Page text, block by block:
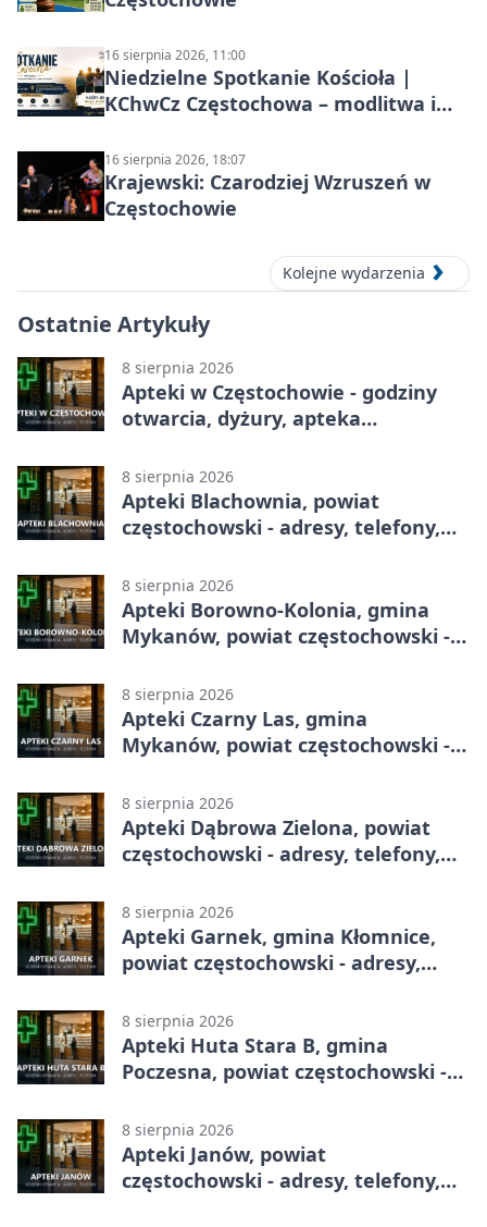
16 sierpnia 2026, 11:00
Niedzielne Spotkanie Kościoła |
KChwCz Częstochowa – modlitwa i
16 sierpnia 2026, 18:07
Krajewski: Czarodziej Wzruszeń w
Częstochowie
Kolejne wydarzenia
Ostatnie Artykuły
8 sierpnia 2026
Apteki w Częstochowie - godziny
otwarcia, dyżury, apteka
8 sierpnia 2026
Apteki Blachownia, powiat
częstochowski - adresy, telefony,
8 sierpnia 2026
Apteki Borowno-Kolonia, gmina
Mykanów, powiat częstochowski -
8 sierpnia 2026
Apteki Czarny Las, gmina
Mykanów, powiat częstochowski -
8 sierpnia 2026
Apteki Dąbrowa Zielona, powiat
częstochowski - adresy, telefony,
8 sierpnia 2026
Apteki Garnek, gmina Kłomnice,
powiat częstochowski - adresy,
8 sierpnia 2026
Apteki Huta Stara B, gmina
Poczesna, powiat częstochowski -
8 sierpnia 2026
Apteki Janów, powiat
częstochowski - adresy, telefony,